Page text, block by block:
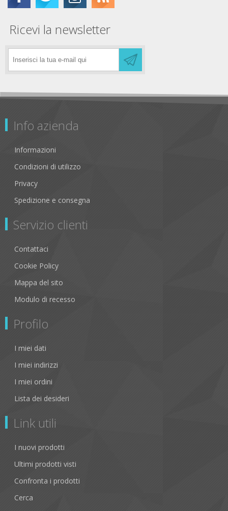
Ricevi la newsletter
Info azienda
Informazioni
Condizioni di utilizzo
Privacy
Spedizione e consegna
Servizio clienti
Contattaci
Cookie Policy
Mappa del sito
Modulo di recesso
Profilo
I miei dati
I miei indirizzi
I miei ordini
Lista dei desideri
Link utili
I nuovi prodotti
Ultimi prodotti visti
Confronta i prodotti
Cerca